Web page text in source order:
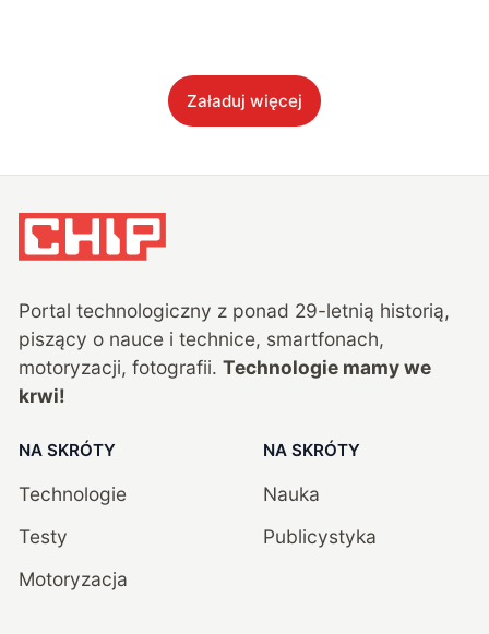
Załaduj więcej
Portal technologiczny z ponad 29-letnią historią,
piszący o nauce i technice, smartfonach,
motoryzacji, fotografii. Technologie mamy we
krwi!
NA SKRÓTY
Technologie
Testy
Motoryzacja
NA SKRÓTY
Nauka
Publicystyka